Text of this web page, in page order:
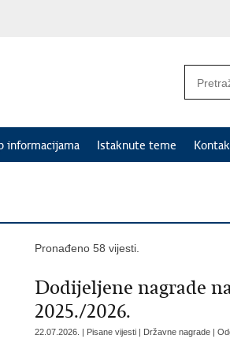
informacijama Istaknute teme
Pronađeno 58 vijesti.
Dodijeljene nagrade
2025./2026.
22.07.2026. | Pisane vijesti | Državne nagrade |